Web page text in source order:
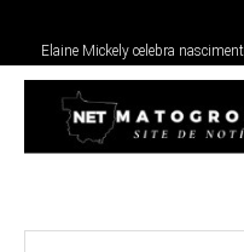
Elaine Mickely celebra